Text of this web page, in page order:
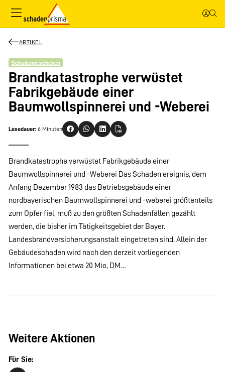
ARTIKEL
Schadengeschehen
Brandkatastrophe verwüstet
Fabrikgebäude einer
Baumwollspinnerei und -Weberei
Lesedauer: 6 Minuten
Brandkatastrophe verwüstet Fabrikgebäude einer
Baumwollspinnerei und -Weberei Das Schaden ereignis, dem
Anfang Dezember 1983 das Betriebsgebäude einer
nordbayerischen Baumwollspinnerei und -weberei größtenteils
zum Opfer fiel, muß zu den größten Schadenfällen gezählt
werden, die bisher im Tätigkeitsgebiet der Bayer.
Landesbrandversicherungsanstalt eingetreten sind. Allein der
Gebäudeschaden wird nach den derzeit vorliegenden
Informationen bei etwa 20 Mio, DM…
Weitere Aktionen
Für Sie: